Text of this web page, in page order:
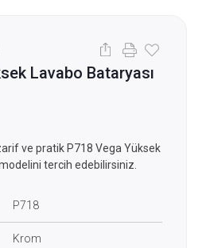
Lavabo Bataryası
ve pratik P718 Vega Yüksek
tercih edebilirsiniz.
P718
Krom